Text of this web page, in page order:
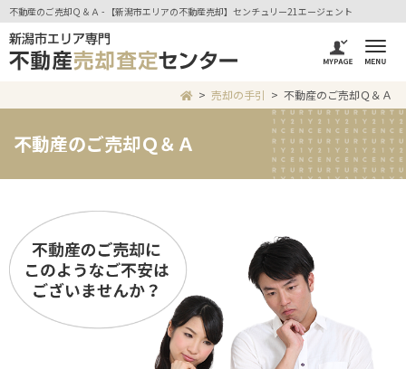
不動産のご売却Ｑ＆Ａ - 【新潟市エリアの不動産売却】センチュリー21エージェント
売却の手引 不動産のご売却Ｑ＆Ａ
不動産のご売却Ｑ＆Ａ